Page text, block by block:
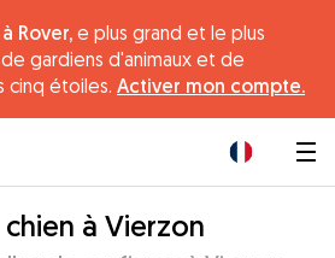
Rover, e plus grand et le plus
gardiens d'animaux et de
cinq étoiles. Activer mon compte.
à Vierzon